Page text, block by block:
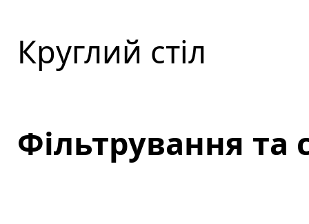
Круглий стіл
Фільтрування та